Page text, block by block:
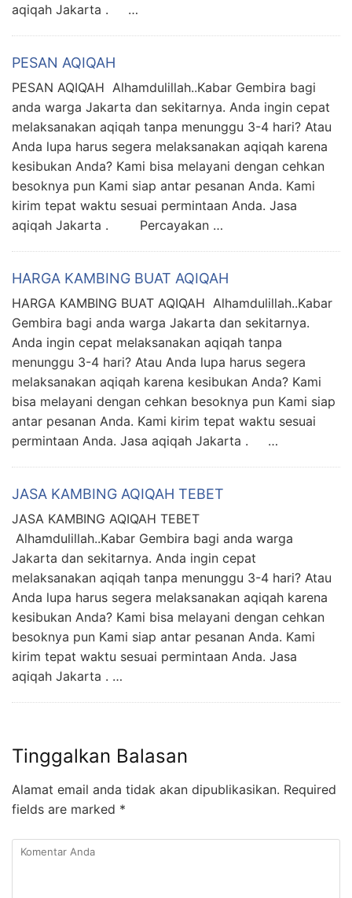
aqiqah Jakarta . …
PESAN AQIQAH
PESAN AQIQAH Alhamdulillah..Kabar Gembira bagi
anda warga Jakarta dan sekitarnya. Anda ingin cepat
melaksanakan aqiqah tanpa menunggu 3-4 hari? Atau
Anda lupa harus segera melaksanakan aqiqah karena
kesibukan Anda? Kami bisa melayani dengan cehkan
besoknya pun Kami siap antar pesanan Anda. Kami
kirim tepat waktu sesuai permintaan Anda. Jasa
aqiqah Jakarta . Percayakan …
HARGA KAMBING BUAT AQIQAH
HARGA KAMBING BUAT AQIQAH Alhamdulillah..Kabar
Gembira bagi anda warga Jakarta dan sekitarnya.
Anda ingin cepat melaksanakan aqiqah tanpa
menunggu 3-4 hari? Atau Anda lupa harus segera
melaksanakan aqiqah karena kesibukan Anda? Kami
bisa melayani dengan cehkan besoknya pun Kami siap
antar pesanan Anda. Kami kirim tepat waktu sesuai
permintaan Anda. Jasa aqiqah Jakarta . …
JASA KAMBING AQIQAH TEBET
JASA KAMBING AQIQAH TEBET
Alhamdulillah..Kabar Gembira bagi anda warga
Jakarta dan sekitarnya. Anda ingin cepat
melaksanakan aqiqah tanpa menunggu 3-4 hari? Atau
Anda lupa harus segera melaksanakan aqiqah karena
kesibukan Anda? Kami bisa melayani dengan cehkan
besoknya pun Kami siap antar pesanan Anda. Kami
kirim tepat waktu sesuai permintaan Anda. Jasa
aqiqah Jakarta . …
Tinggalkan Balasan
Alamat email anda tidak akan dipublikasikan. Required
fields are marked *